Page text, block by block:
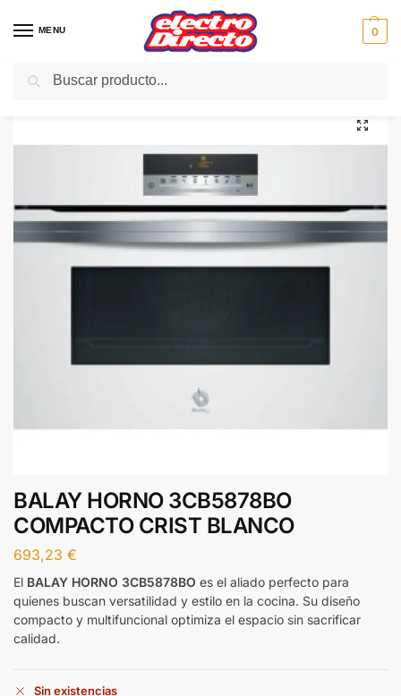
MENU 0
Inicio Gama blanca Hornos
BALAY HORNO 3CB5878BO
COMPACTO CRIST BLANCO
693,23 €
El BALAY HORNO 3CB5878BO es el aliado perfecto para
quienes buscan versatilidad y estilo en la cocina. Su diseño
compacto y multifuncional optimiza el espacio sin sacrificar
calidad.
Sin existencias